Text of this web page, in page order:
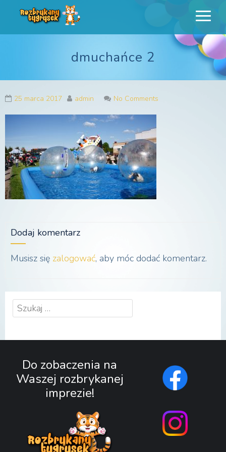
Rozbrykany
Tygrysek
Profesjonalne animacje urodzinowe dla dzieci
dmuchańce 2
25 marca 2017 admin No Comments
Dodaj komentarz
Musisz się zalogować, aby móc dodać komentarz.
Szukaj:
Do zobaczenia na
Waszej rozbrykanej
imprezie!